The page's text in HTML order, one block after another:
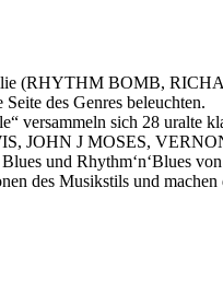
(RHYTHM BOMB,
des Genres beleuchten.
sich 28 uralte
J MOSES,
und Rhythm‘n‘Blues
des Musikstils und